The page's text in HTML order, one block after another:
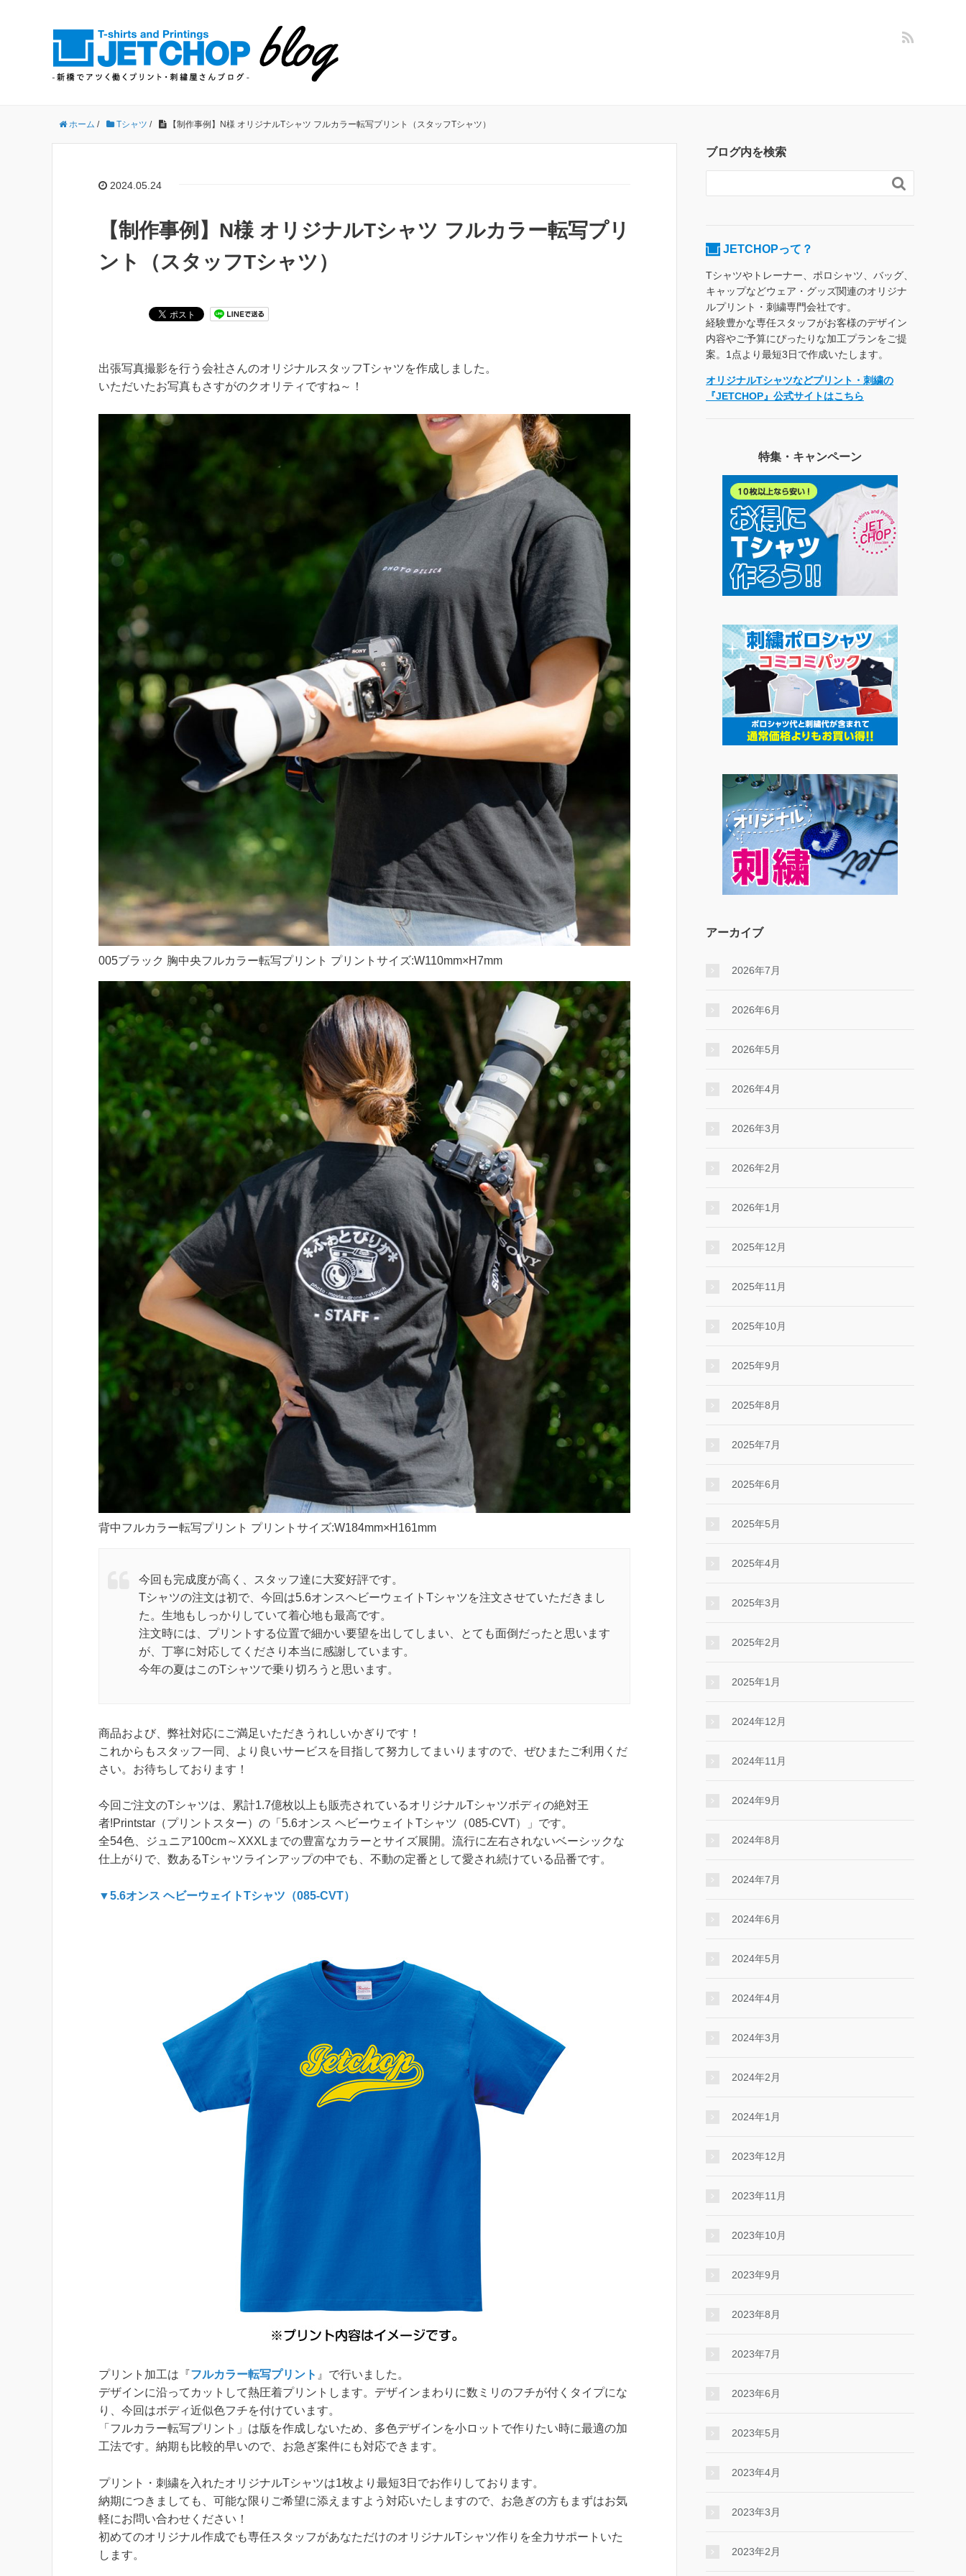
ホーム / Tシャツ / 【制作事例】N様 オリジナルTシャツ フルカラー転写プリント（スタッフTシャツ）
2024.05.24
【制作事例】N様 オリジナルTシャツ フルカラー転写プリ
ント（スタッフTシャツ）
出張写真撮影を行う会社さんのオリジナルスタッフTシャツを作成しました。
いただいたお写真もさすがのクオリティですね～！
005ブラック 胸中央フルカラー転写プリント プリントサイズ:W110mm×H7mm
背中フルカラー転写プリント プリントサイズ:W184mm×H161mm
今回も完成度が高く、スタッフ達に大変好評です。
Tシャツの注文は初で、今回は5.6オンスヘビーウェイトTシャツを注文させていただきまし
た。生地もしっかりしていて着心地も最高です。
注文時には、プリントする位置で細かい要望を出してしまい、とても面倒だったと思います
が、丁寧に対応してくださり本当に感謝しています。
今年の夏はこのTシャツで乗り切ろうと思います。
商品および、弊社対応にご満足いただきうれしいかぎりです！
これからもスタッフ一同、より良いサービスを目指して努力してまいりますので、ぜひまたご利用くだ
さい。お待ちしております！
今回ご注文のTシャツは、累計1.7億枚以上も販売されているオリジナルTシャツボディの絶対王
者!Printstar（プリントスター）の「5.6オンス ヘビーウェイトTシャツ（085-CVT）」です。
全54色、ジュニア100cm～XXXLまでの豊富なカラーとサイズ展開。流行に左右されないベーシックな
仕上がりで、数あるTシャツラインアップの中でも、不動の定番として愛され続けている品番です。
▼5.6オンス ヘビーウェイトTシャツ（085-CVT）
プリント加工は『フルカラー転写プリント 』で行いました。
デザインに沿ってカットして熱圧着プリントします。デザインまわりに数ミリのフチが付くタイプにな
り、今回はボディ近似色フチを付けています。
「フルカラー転写プリント」は版を作成しないため、多色デザインを小ロットで作りたい時に最適の加
工法です。納期も比較的早いので、お急ぎ案件にも対応できます。
プリント・刺繍を入れたオリジナルTシャツは1枚より最短3日でお作りしております。
納期につきましても、可能な限りご希望に添えますよう対応いたしますので、お急ぎの方もまずはお気
軽にお問い合わせください！
初めてのオリジナル作成でも専任スタッフがあなただけのオリジナルTシャツ作りを全力サポートいた
します。
ブログ内を検索

JETCHOPって？
Tシャツやトレーナー、ポロシャツ、バッグ、
キャップなどウェア・グッズ関連のオリジナ
ルプリント・刺繍専門会社です。
経験豊かな専任スタッフがお客様のデザイン
内容やご予算にぴったりな加工プランをご提
案。1点より最短3日で作成いたします。
オリジナルTシャツなどプリント・刺繍の
『JETCHOP』公式サイトはこちら
特集・キャンペーン
アーカイブ
2026年7月
2026年6月
2026年5月
2026年4月
2026年3月
2026年2月
2026年1月
2025年12月
2025年11月
2025年10月
2025年9月
2025年8月
2025年7月
2025年6月
2025年5月
2025年4月
2025年3月
2025年2月
2025年1月
2024年12月
2024年11月
2024年9月
2024年8月
2024年7月
2024年6月
2024年5月
2024年4月
2024年3月
2024年2月
2024年1月
2023年12月
2023年11月
2023年10月
2023年9月
2023年8月
2023年7月
2023年6月
2023年5月
2023年4月
2023年3月
2023年2月